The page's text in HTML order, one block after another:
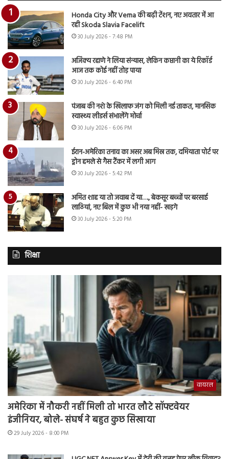
Honda City और Verna की बढ़ी टेंशन, नए अवतार में आ
रही Skoda Slavia Facelift
30 July 2026 - 7:48 PM
अजिंक्य रहाणे ने लिया संन्यास, लेकिन कप्तानी का ये रिकॉर्ड
आज तक कोई नहीं तोड़ पाया
30 July 2026 - 6:40 PM
पंजाब की नशे के खिलाफ जंग को मिली नई ताकत, मानसिक
स्वास्थ्य लीडर्स संभालेंगे मोर्चा
30 July 2026 - 6:06 PM
ईरान-अमेरिका तनाव का असर अब मिस्र तक, दमियाता पोर्ट पर
ड्रोन हमले से गैस टैंकर में लगी आग
30 July 2026 - 5:42 PM
अमित शाह या तो जवाब दें या…., बेकसूर बच्चों पर बरसाई
लाठियां, नए बिल में कुछ भी नया नहीं- खड़गे
30 July 2026 - 5:20 PM
शिक्षा
वायरल
अमेरिका में नौकरी नहीं मिली तो भारत लौटे सॉफ्टवेयर
इंजीनियर, बोले- संघर्ष ने बहुत कुछ सिखाया
29 July 2026 - 8:00 PM